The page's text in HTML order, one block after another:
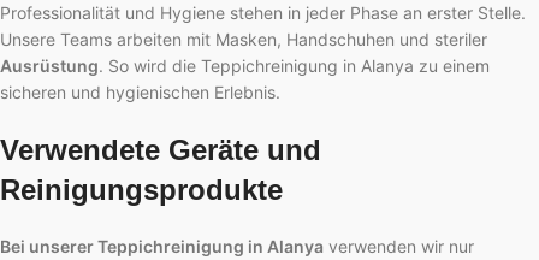
Professionalität und Hygiene stehen in jeder Phase an erster Stelle.
Unsere Teams arbeiten mit Masken, Handschuhen und steriler
Ausrüstung. So wird die Teppichreinigung in Alanya zu einem
sicheren und hygienischen Erlebnis.
Verwendete Geräte und
Reinigungsprodukte
Bei unserer Teppichreinigung in Alanya verwenden wir nur